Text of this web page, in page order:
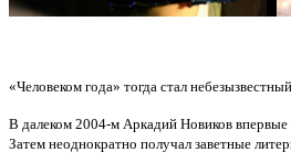
«Человеком года» тогда стал
В далеком 2004-м Аркадий Новиков впервые
Затем неоднократно получал заветные